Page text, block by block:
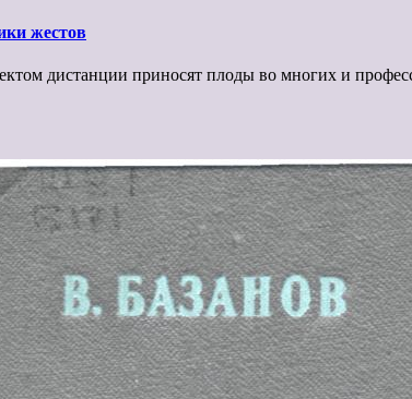
жестов
дистанции приносят плоды во многих и